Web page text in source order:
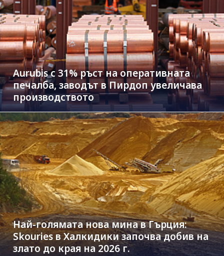
Aurubis с 31% ръст на оперативната
печалба, заводът в Пирдоп увеличава
производството
Най-голямата нова мина в Гърция:
Skouries в Халкидики започва добив на
злато до края на 2026 г.